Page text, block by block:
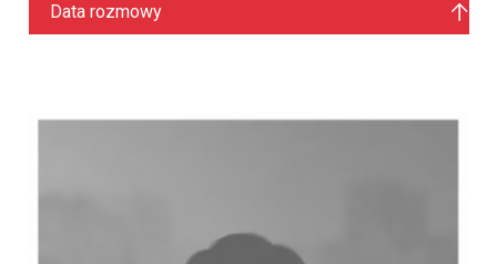
Data rozmowy